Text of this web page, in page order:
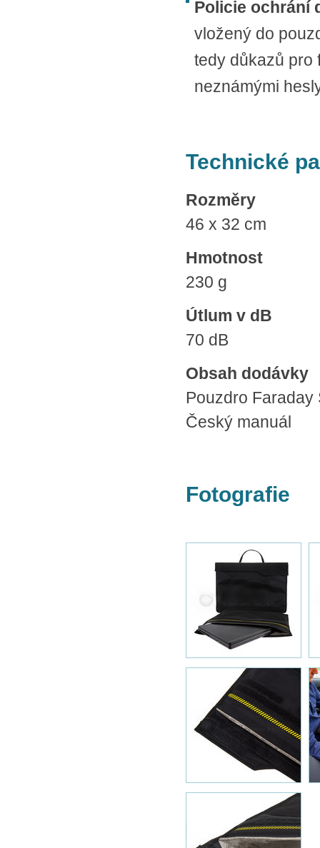
Policie ochrání
vložený do
tedy důkazů pro
neznámými
Technické
Rozměry
46 x 32 cm
Hmotnost
230 g
Útlum v dB
70 dB
Obsah dodávky
Pouzdro Faraday
Český manuál
Fotografie